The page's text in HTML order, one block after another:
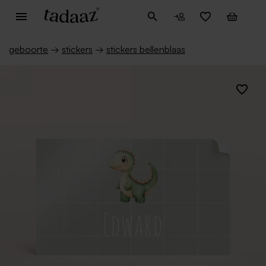
geboorte → stickers → stickers bellenblaas